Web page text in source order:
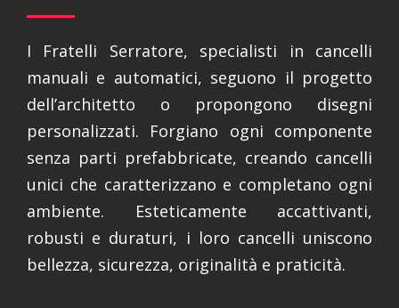
I Fratelli Serratore, specialisti in cancelli
manuali e automatici, seguono il progetto
dell’architetto o propongono disegni
personalizzati. Forgiano ogni componente
senza parti prefabbricate, creando cancelli
unici che caratterizzano e completano ogni
ambiente. Esteticamente accattivanti,
robusti e duraturi, i loro cancelli uniscono
bellezza, sicurezza, originalità e praticità.